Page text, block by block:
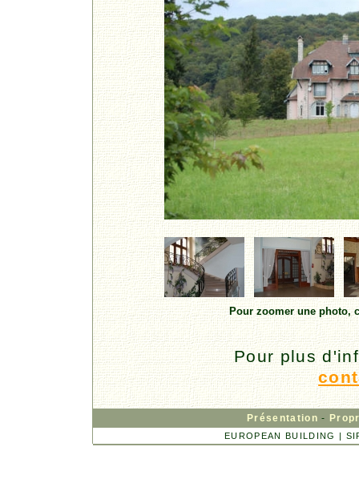
Pour zoomer une photo,
Pour plus
Présentation -
EUROPEAN BUILDING |